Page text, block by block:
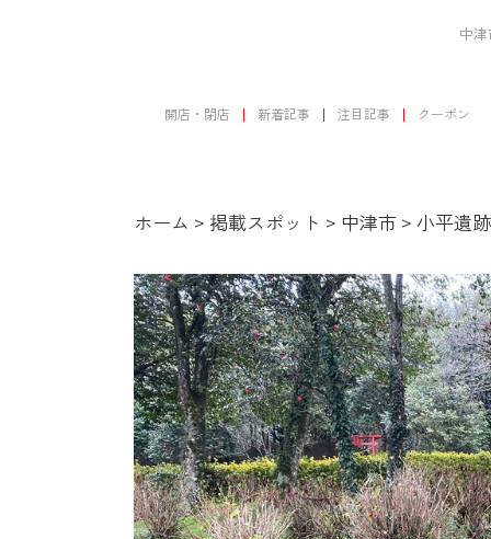
中
開店・閉店 新着記事 注目記事 クーポン
ホーム > 掲載スポット > 中津市 > 小平遺